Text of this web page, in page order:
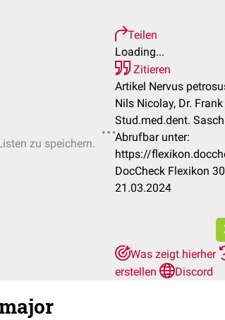
zu speichern.
Teilen
Loading...
Zitieren
Artikel Nervus
Nils Nicolay, Dr.
Stud.med.dent.
Abrufbar unter:
https://
DocCheck Flexikon
21.03.2024
Was zeigt hierher
erstellen
Discord